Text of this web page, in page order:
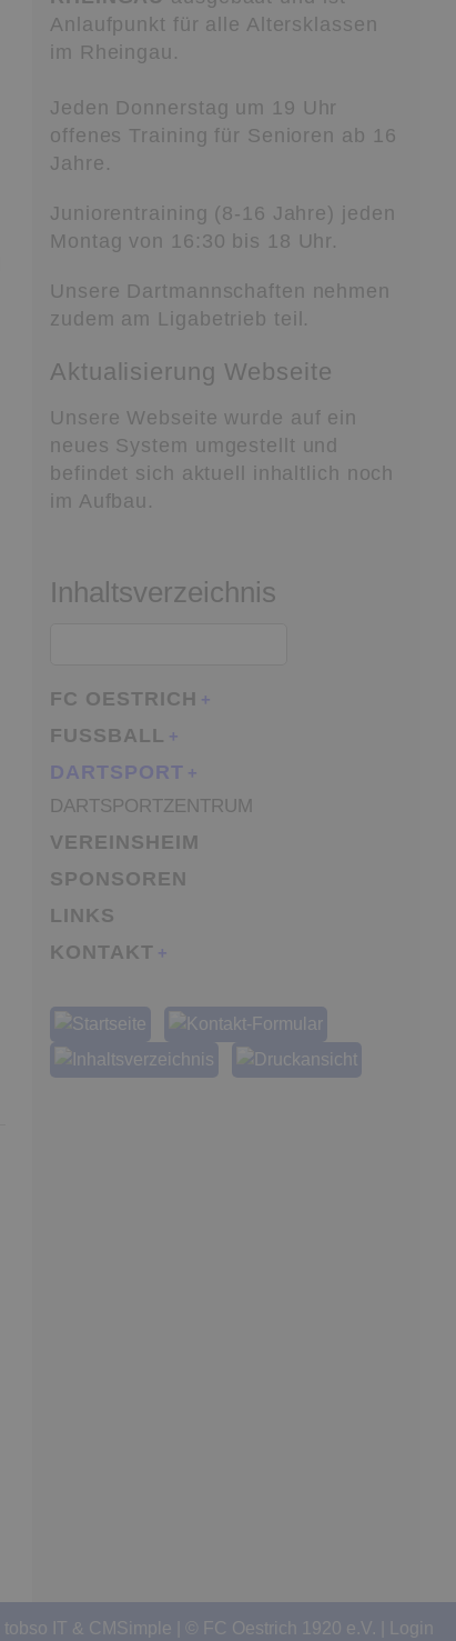
Anlaufpunkt für alle Altersklassen
im Rheingau.
Jeden Donnerstag um 19 Uhr
offenes Training für Senioren ab 16
Jahre.
Juniorentraining (8-16 Jahre) jeden
Montag von 16:30 bis 18 Uhr.
Unsere Dartmannschaften nehmen
zudem am Ligabetrieb teil.
Aktualisierung Webseite
Unsere Webseite wurde auf ein
neues System umgestellt und
befindet sich aktuell inhaltlich noch
im Aufbau.
Inhaltsverzeichnis
FC OESTRICH
FUSSBALL
DARTSPORT
DARTSPORTZENTRUM
VEREINSHEIM
SPONSOREN
LINKS
KONTAKT
tobso IT & CMSimple | © FC Oestrich 1920 e.V. | Login